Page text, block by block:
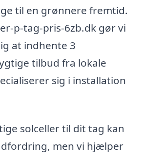
til en grønnere fremtid.
p-tag-pris-6zb.dk gør vi
at indhente 3
tilbud fra lokale
sig i installation
solceller til dit tag kan
men vi hjælper